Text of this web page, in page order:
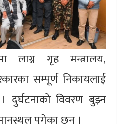
लाग्न गृह मन्त्रालय,
सम्पूर्ण निकायलाई
दुर्घटनाको विवरण बुझ्न
पुगेका छन् ।